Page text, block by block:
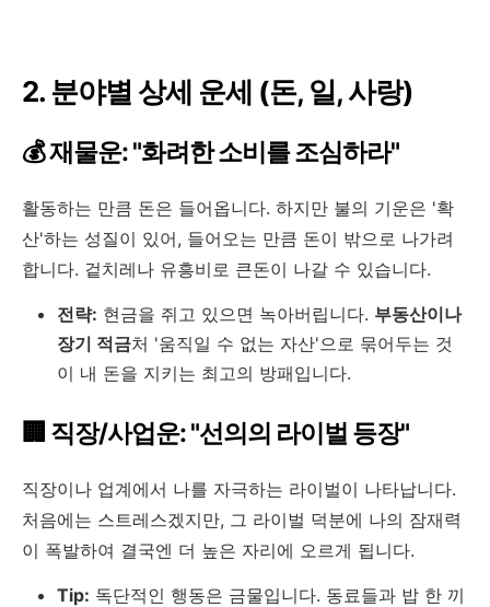
2. 분야별 상세 운세 (돈, 일, 사랑)
💰 재물운: "화려한 소비를 조심하라"
활동하는 만큼 돈은 들어옵니다. 하지만 불의 기운은 '확
산'하는 성질이 있어, 들어오는 만큼 돈이 밖으로 나가려
합니다. 겉치레나 유흥비로 큰돈이 나갈 수 있습니다.
전략: 현금을 쥐고 있으면 녹아버립니다. 부동산이나
장기 적금처 '움직일 수 없는 자산'으로 묶어두는 것
이 내 돈을 지키는 최고의 방패입니다.
🏢 직장/사업운: "선의의 라이벌 등장"
직장이나 업계에서 나를 자극하는 라이벌이 나타납니다.
처음에는 스트레스겠지만, 그 라이벌 덕분에 나의 잠재력
이 폭발하여 결국엔 더 높은 자리에 오르게 됩니다.
Tip: 독단적인 행동은 금물입니다. 동료들과 밥 한 끼